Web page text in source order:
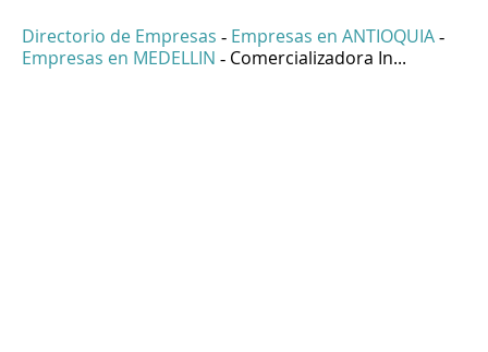
Directorio de Empresas - Empresas en ANTIOQUIA -
Empresas en MEDELLIN - Comercializadora In...